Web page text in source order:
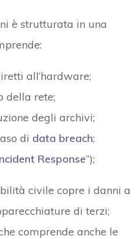
è strutturata in una
all’hardware;
della rete;
degli archivi;
di data breach;
Response”);
civile copre i danni a
di terzi;
comprende anche le